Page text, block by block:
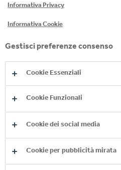
FANTA WITH
SUGAR
Informativa Privacy
Informativa Cookie
Gestisci preferenze consenso
Cookie Essenziali
Cookie Funzionali
Cookie dei social media
Cookie per pubblicità mirata